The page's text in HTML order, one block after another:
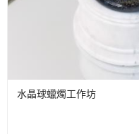
水晶球蠟燭工作坊